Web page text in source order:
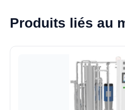
Produits liés au